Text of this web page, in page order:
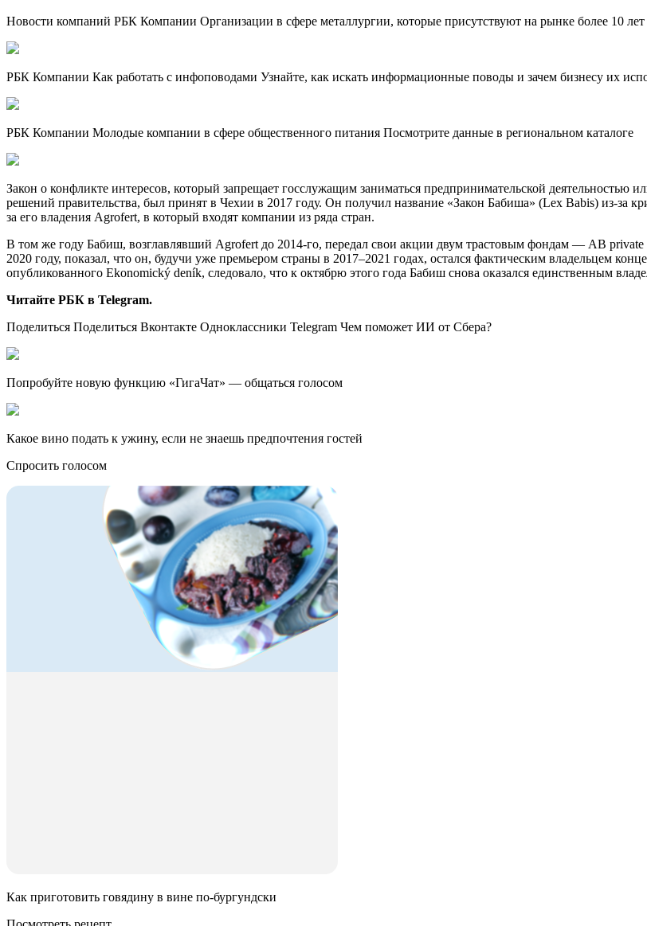
Новости компаний РБК Компании Организации в сфере металлургии, которые присутствуют на рынке более 10 лет
РБК Компании Как работать с инфоповодами Узнайте, как искать информационные поводы и зачем бизнесу их
РБК Компании Молодые компании в сфере общественного питания Посмотрите данные в региональном каталоге
Закон о конфликте интересов, который запрещает госслужащим заниматься предпринимательской деятельностью
решений правительства, был принят в Чехии в 2017 году. Он получил название «Закон Бабиша» (Lex Babis) из-за
за его владения Agrofert, в который входят компании из ряда стран.
В том же году Бабиш, возглавлявший Agrofert до 2014-го, передал свои акции двум трастовым фондам — AB
2020 году, показал, что он, будучи уже премьером страны в 2017–2021 годах, остался фактическим владельцем
опубликованного Ekonomický deník, следовало, что к октябрю этого года Бабиш снова оказался единственным
Читайте РБК в Telegram.
Поделиться Поделиться Вконтакте Одноклассники Telegram Чем поможет ИИ от Сбера?
Попробуйте новую функцию «ГигаЧат» — общаться голосом
Какое вино подать к ужину, если не знаешь предпочтения гостей
Спросить голосом
Как приготовить говядину в вине по-бургундски